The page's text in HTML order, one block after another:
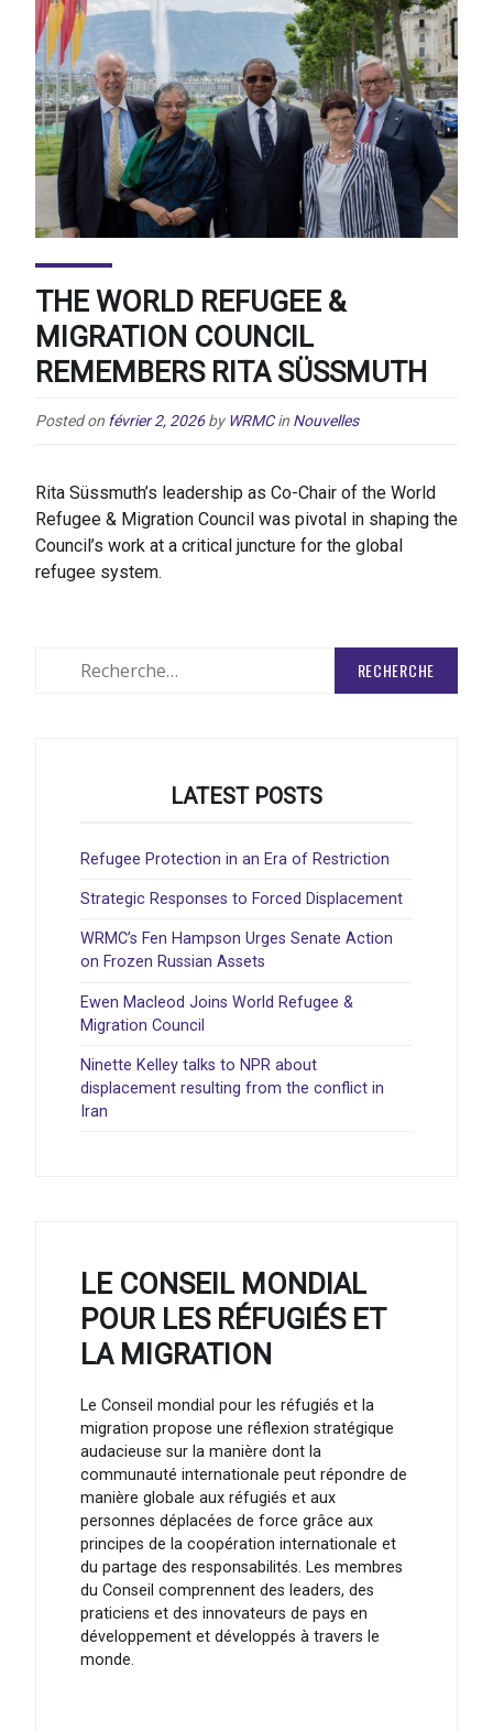
THE WORLD REFUGEE &
MIGRATION COUNCIL
REMEMBERS RITA SÜSSMUTH
Posted on février 2, 2026 by WRMC in Nouvelles
Rita Süssmuth’s leadership as Co-Chair of the World
Refugee & Migration Council was pivotal in shaping the
Council’s work at a critical juncture for the global
refugee system.
LATEST POSTS
Refugee Protection in an Era of Restriction
Strategic Responses to Forced Displacement
WRMC’s Fen Hampson Urges Senate Action
on Frozen Russian Assets
Ewen Macleod Joins World Refugee &
Migration Council
Ninette Kelley talks to NPR about
displacement resulting from the conflict in
Iran
LE CONSEIL MONDIAL
POUR LES RÉFUGIÉS ET
LA MIGRATION
Le Conseil mondial pour les réfugiés et la
migration propose une réflexion stratégique
audacieuse sur la manière dont la
communauté internationale peut répondre de
manière globale aux réfugiés et aux
personnes déplacées de force grâce aux
principes de la coopération internationale et
du partage des responsabilités. Les membres
du Conseil comprennent des leaders, des
praticiens et des innovateurs de pays en
développement et développés à travers le
monde.